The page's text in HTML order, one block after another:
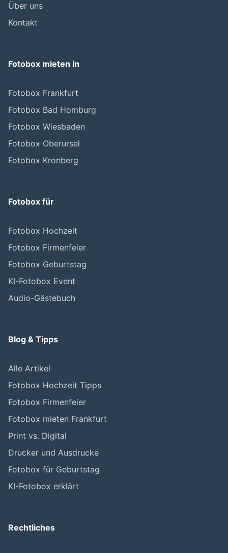
Über uns
Kontakt
Fotobox mieten in
Fotobox Frankfurt
Fotobox Bad Homburg
Fotobox Wiesbaden
Fotobox Oberursel
Fotobox Kronberg
Fotobox für
Fotobox Hochzeit
Fotobox Firmenfeier
Fotobox Geburtstag
KI-Fotobox Event
Audio-Gästebuch
Blog & Tipps
Alle Artikel
Fotobox Hochzeit Tipps
Fotobox Firmenfeier
Fotobox mieten Frankfurt
Print vs. Digital
Drucker und Ausdrucke
Fotobox für Geburtstag
KI-Fotobox erklärt
Rechtliches